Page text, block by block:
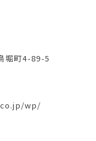
堀町4-89-5
wp/